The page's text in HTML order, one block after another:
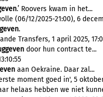
.’ Roovers kwam in het...
(06/12/2025-21:00), 6
.
Transfers, 1 april 2025,
door hun contract te...
aan Oekraine. Daar zal...
moment goed in', 5 oktober
helaas hebben we niet